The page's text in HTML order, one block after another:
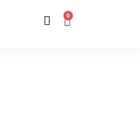
0